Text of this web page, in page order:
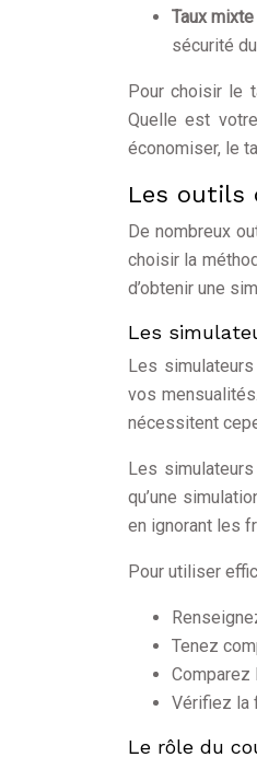
Taux mixte
sécurité
Pour choisir le
Quelle est
économiser, le
Les outils
De nombreux
choisir la
d’obtenir une
Les
Les
vos
nécessitent
Les
qu’une
en ignorant les
Pour utiliser
Tenez
Vérifiez la
Le rôle du